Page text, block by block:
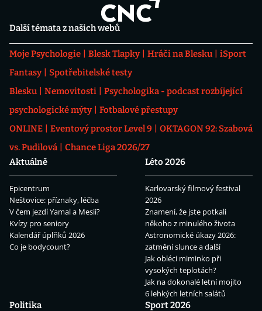
Další témata z našich webů
Moje Psychologie Blesk Tlapky Hráči na Blesku
iSport
Fantasy
Spotřebitelské testy
Blesku
Nemovitosti
Psychologika - podcast rozbíjející
psychologické mýty
Fotbalové přestupy
ONLINE
Eventový prostor Level 9
OKTAGON 92: Szabová
vs. Pudilová
Chance Liga 2026/27
Aktuálně
Epicentrum
Neštovice: příznaky, léčba
V čem jezdí Yamal a Mesii?
Kvízy pro seniory
Kalendář úplňků 2026
Co je bodycount?
Léto 2026
Karlovarský filmový festival
2026
Znamení, že jste potkali
někoho z minulého života
Astronomické úkazy 2026:
zatmění slunce a další
Jak obléci miminko při
vysokých teplotách?
Jak na dokonalé letní mojito
6 lehkých letních salátů
Politika
Sport 2026